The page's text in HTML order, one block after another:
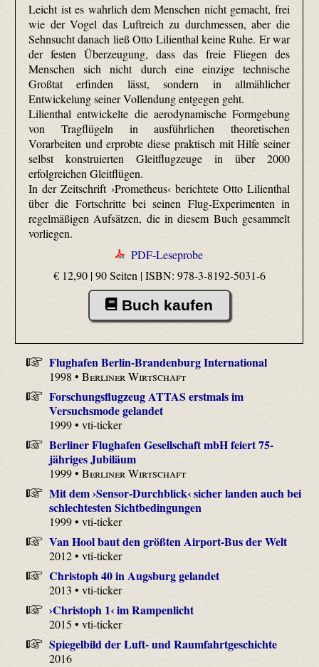
Leicht ist es wahrlich dem Menschen nicht gemacht, frei
wie der Vogel das Luftreich zu durchmessen, aber die
Sehnsucht danach ließ Otto Lilienthal keine Ruhe. Er war
der festen Überzeugung, dass das freie Fliegen des
Menschen sich nicht durch eine einzige technische
Großtat erfinden lässt, sondern in allmählicher
Entwickelung seiner Vollendung entgegen geht.
Lilienthal entwickelte die aerodynamische Formgebung
von Tragflügeln in ausführlichen theoretischen
Vorarbeiten und erprobte diese praktisch mit Hilfe seiner
selbst konstruierten Gleitflugzeuge in über 2000
erfolgreichen Gleitflügen.
In der Zeitschrift ›Prometheus‹ berichtete Otto Lilienthal
über die Fortschritte bei seinen Flug-Experimenten in
regelmäßigen Aufsätzen, die in diesem Buch gesammelt
vorliegen.
PDF-Leseprobe
€ 12,90 | 90 Seiten |ISBN: 978-3-8192-5031-6
Buch kaufen
Flughafen Berlin-Brandenburg International
1998 •Berliner Wirtschaft
Forschungsflugzeug ATTAS erstmals im
Versuchsmode gelandet
1999 • vti-ticker
Berliner Flughafen Gesellschaft mbH feiert 75-
jähriges Jubiläum
1999 •Berliner Wirtschaft
Mit dem ›Sensor-Durchblick‹ sicher landen auch bei
schlechtesten Sichtbedingungen
1999 • vti-ticker
Van Hool baut den größten Airport-Bus der Welt
2012 • vti-ticker
Christoph 40 in Augsburg gelandet
2013 • vti-ticker
›Christoph 1‹ im Rampenlicht
2015 • vti-ticker
Spiegelbild der Luft- und Raumfahrtgeschichte
2016